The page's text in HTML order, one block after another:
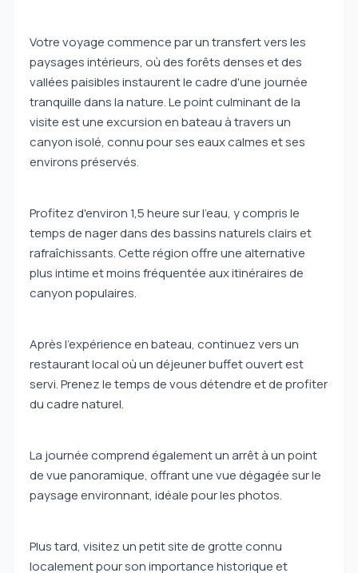
Votre voyage commence par un transfert vers les
paysages intérieurs, où des forêts denses et des
vallées paisibles instaurent le cadre d'une journée
tranquille dans la nature. Le point culminant de la
visite est une excursion en bateau à travers un
canyon isolé, connu pour ses eaux calmes et ses
environs préservés.
Profitez d'environ 1,5 heure sur l'eau, y compris le
temps de nager dans des bassins naturels clairs et
rafraîchissants. Cette région offre une alternative
plus intime et moins fréquentée aux itinéraires de
canyon populaires.
Après l'expérience en bateau, continuez vers un
restaurant local où un déjeuner buffet ouvert est
servi. Prenez le temps de vous détendre et de profiter
du cadre naturel.
La journée comprend également un arrêt à un point
de vue panoramique, offrant une vue dégagée sur le
paysage environnant, idéale pour les photos.
Plus tard, visitez un petit site de grotte connu
localement pour son importance historique et